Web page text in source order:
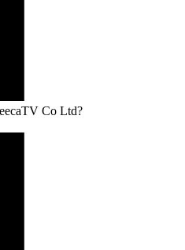
Co Ltd?